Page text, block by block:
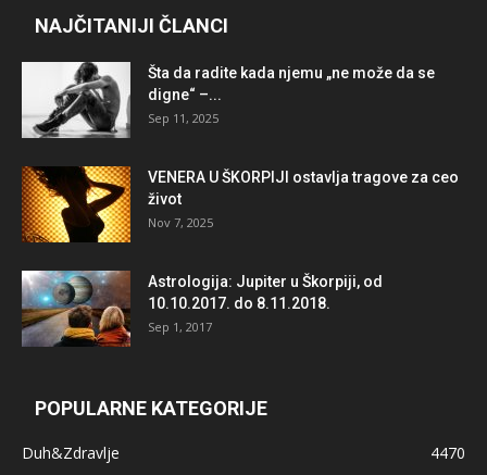
NAJČITANIJI ČLANCI
Šta da radite kada njemu „ne može da se
digne“ –...
Sep 11, 2025
VENERA U ŠKORPIJI ostavlja tragove za ceo
život
Nov 7, 2025
Astrologija: Jupiter u Škorpiji, od
10.10.2017. do 8.11.2018.
Sep 1, 2017
POPULARNE KATEGORIJE
Duh&Zdravlje
4470